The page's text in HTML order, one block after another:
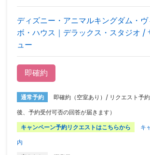
ディズニー・アニマルキングダム・
ボ・ハウス｜デラックス・スタジオ /
ュー
即確約
通常予約
即確約（空室あり）/ リクエスト予
後、予約受付可否の回答が届きます）
キャンペーン予約リクエストはこちらから
キ
内